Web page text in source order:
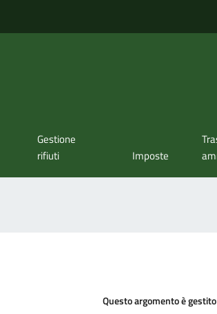
Gestione
rifiuti
Imposte
Questo argomento è